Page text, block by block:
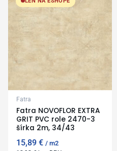
Fatra
Fatra NOVOFLOR EXTRA
GRIT PVC role 2470-3
šírka 2m, 34/43
15,89€ m2